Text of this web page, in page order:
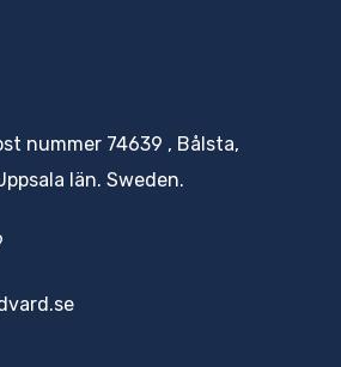
nummer 74639 , Bålsta,
län. Sweden.